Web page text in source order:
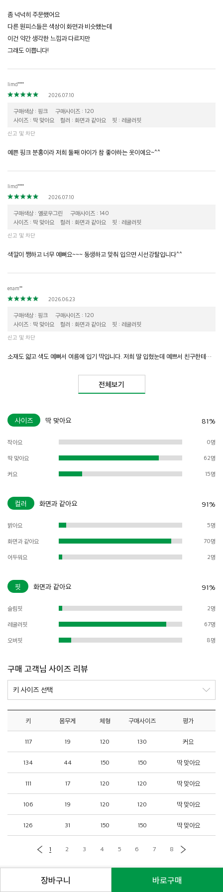
장바구니 바로구매
좀 넉넉히 주문했어요
다른 원피스들은 색상이 화면과 비슷했는데
이건 약간 생각한 느낌과 다르지만
그래도 이쁩니다!
limd****
2026.07.10
구매색상 : 핑크
구매사이즈 : 120
사이즈 : 딱 맞아요
컬러 : 화면과 같아요 핏 : 레귤러핏
신고 및 차단
예쁜 핑크 분홍이라 저희 둘째 아이가 참 좋아하는 옷이에요~^^
limd****
2026.07.10
구매색상 : 옐로우그린
구매사이즈 : 140
사이즈 : 딱 맞아요
컬러 : 화면과 같아요 핏 : 레귤러핏
신고 및 차단
색깔이 쨍하고 너무 예뻐요~~~ 동생하고 맞춰 입으면 시선강탈입니다^^
enam**
2026.06.23
구매색상 : 핑크
구매사이즈 : 120
사이즈 : 딱 맞아요
컬러 : 화면과 같아요 핏 : 레귤러핏
신고 및 차단
소재도 얇고 색도 예뻐서 여름에 입기 딱입니다. 저희 딸 입혔눈데 예쁘서 친구한테도 선물했습니다^^
전체보기
사이즈 딱 맞아요 81%
작아요 0명
딱 맞아요 62명
커요 15명
컬러 화면과 같아요 91%
밝아요 5명
화면과 같아요 70명
어두워요 2명
핏 화면과 같아요 91%
슬림핏 2명
레귤러핏 67명
오버핏 8명
구매 고객님 사이즈 리뷰
키 몸무게 체형 구매사이즈 평가
117 19 120 130 커요
134 44 150 150 딱 맞아요
111 17 120 120 딱 맞아요
106 19 120 120 딱 맞아요
126 31 150 150 딱 맞아요
1 2 3 4 5 6 7 8